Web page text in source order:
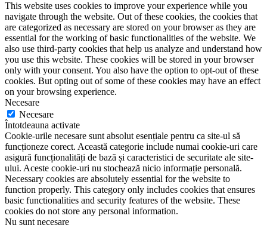
This website uses cookies to improve your experience while you
navigate through the website. Out of these cookies, the cookies that
are categorized as necessary are stored on your browser as they are
essential for the working of basic functionalities of the website. We
also use third-party cookies that help us analyze and understand how
you use this website. These cookies will be stored in your browser
only with your consent. You also have the option to opt-out of these
cookies. But opting out of some of these cookies may have an effect
on your browsing experience.
Necesare
Necesare
Întotdeauna activate
Cookie-urile necesare sunt absolut esențiale pentru ca site-ul să
funcționeze corect. Această categorie include numai cookie-uri care
asigură funcționalități de bază și caracteristici de securitate ale site-
ului. Aceste cookie-uri nu stochează nicio informație personală.
Necessary cookies are absolutely essential for the website to
function properly. This category only includes cookies that ensures
basic functionalities and security features of the website. These
cookies do not store any personal information.
Nu sunt necesare